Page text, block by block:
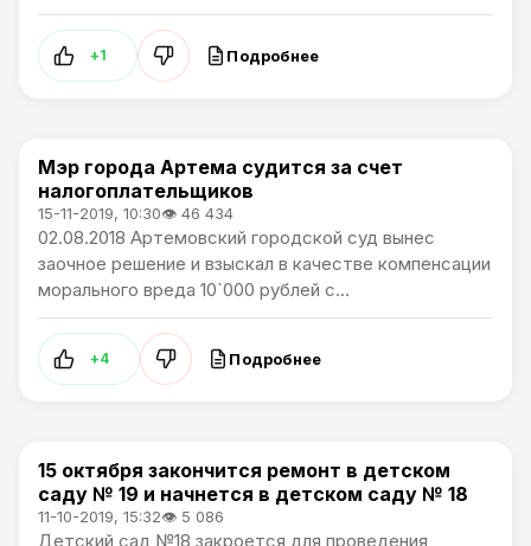
+1 Подробнее
Политика / Проблемы города / Артемпортал
Мэр города Артема судится за счет
налогоплательщиков
15-11-2019, 10:30👁 46 434
02.08.2018 Артемовский городской суд вынес
заочное решение и взыскал в качестве компенсации
морального вреда 10`000 рублей с...
+4 Подробнее
Общество / Сообщения о ЧС и погодных явлениях. /
Проблемы города
15 октября закончится ремонт в детском
саду № 19 и начнется в детском саду № 18
11-10-2019, 15:32👁 5 086
Детский сад №18 закроется для проведения